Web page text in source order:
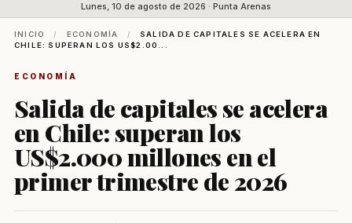
Lunes, 10 de agosto de 2026 · Punta Arenas
INICIO / ECONOMÍA /
SALIDA DE CAPITALES SE ACELERA EN
CHILE: SUPERAN LOS US$2.00...
ECONOMÍA
Salida de capitales se acelera
en Chile: superan los
US$2.000 millones en el
primer trimestre de 2026